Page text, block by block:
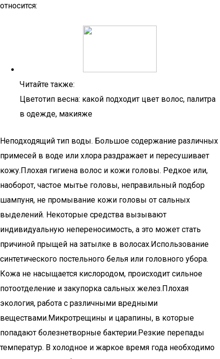
относится:
Читайте также:
Цветотип весна: какой подходит цвет волос, палитра
в одежде, макияже
Неподходящий тип воды. Большое содержание различных
примесей в воде или хлора раздражает и пересушивает
кожу.Плохая гигиена волос и кожи головы. Редкое или,
наоборот, частое мытье головы, неправильный подбор
шампуня, не промывание кожи головы от сальных
выделений. Некоторые средства вызывают
индивидуальную непереносимость, а это может стать
причиной прыщей на затылке в волосах.Использование
синтетического постельного белья или головного убора.
Кожа не насыщается кислородом, происходит сильное
потоотделение и закупорка сальных желез.Плохая
экология, работа с различными вредными
веществами.Микротрещины и царапины, в которые
попадают болезнетворные бактерии.Резкие перепады
температур. В холодное и жаркое время года необходимо